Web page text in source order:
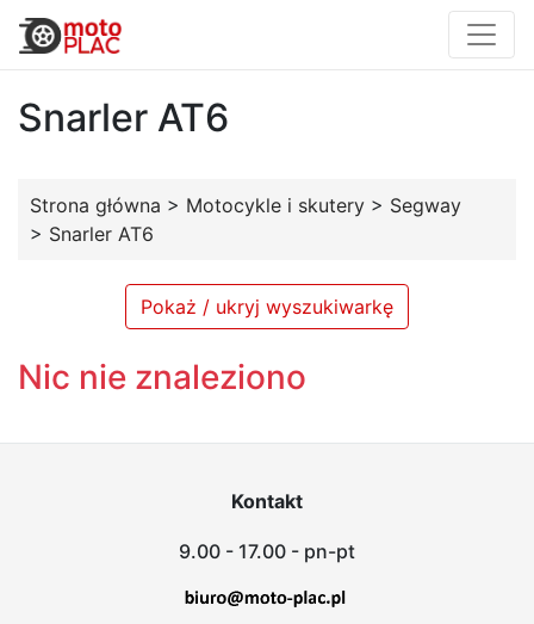
Snarler AT6
Strona główna > Motocykle i skutery > Segway
> Snarler AT6
Pokaż / ukryj wyszukiwarkę
Nic nie znaleziono
Kontakt
9.00 - 17.00 - pn-pt